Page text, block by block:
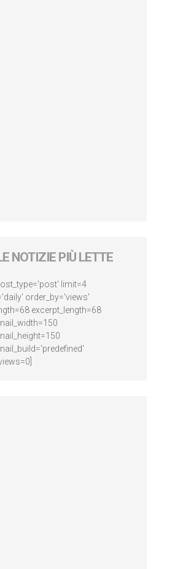
NOTIZIE PIÙ LETTE
limit=4
order_by='views'
excerpt_length=68